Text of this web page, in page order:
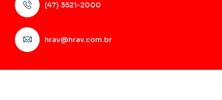
(47) 3521-2000
hrav@hrav.com.br